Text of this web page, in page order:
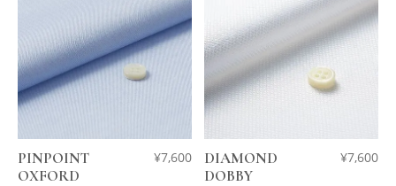
PINPOINT
OXFORD
¥7,600
DIAMOND
DOBBY
¥7,600